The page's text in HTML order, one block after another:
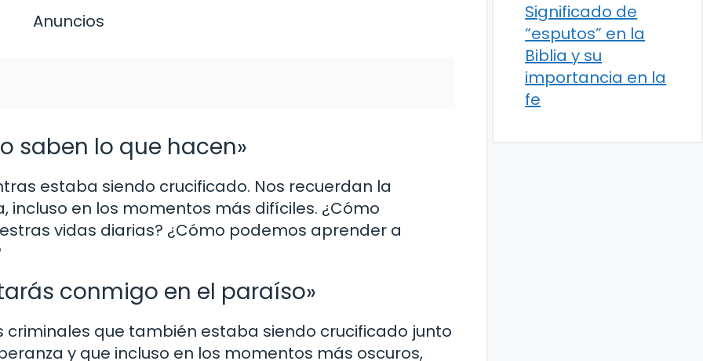
Anuncios
saben lo que hacen»
estaba siendo crucificado. Nos recuerdan la
en los momentos más difíciles. ¿Cómo
vidas diarias? ¿Cómo podemos aprender a
conmigo en el paraíso»
que también estaba siendo crucificado junto
y que incluso en los momentos más oscuros,
Significado de
“esputos” en la
Biblia y su
importancia en la
fe